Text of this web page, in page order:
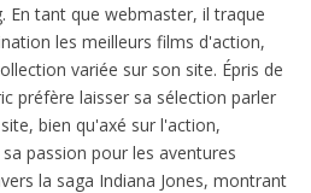
En tant que webmaster, il traque
les meilleurs films d'action,
variée sur son site. Épris de
préfère laisser sa sélection parler
bien qu'axé sur l'action,
passion pour les aventures
la saga Indiana Jones, montrant